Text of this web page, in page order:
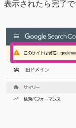
表示されたら完了で